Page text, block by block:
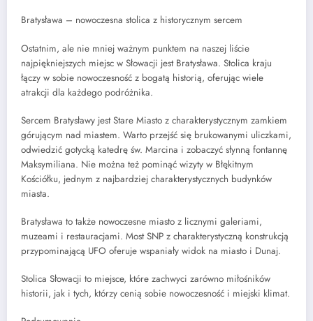
Bratysława – nowoczesna stolica z historycznym sercem
Ostatnim, ale nie mniej ważnym punktem na naszej liście
najpiękniejszych miejsc w Słowacji jest Bratysława. Stolica kraju
łączy w sobie nowoczesność z bogatą historią, oferując wiele
atrakcji dla każdego podróżnika.
Sercem Bratysławy jest Stare Miasto z charakterystycznym zamkiem
górującym nad miastem. Warto przejść się brukowanymi uliczkami,
odwiedzić gotycką katedrę św. Marcina i zobaczyć słynną fontannę
Maksymiliana. Nie można też pominąć wizyty w Błękitnym
Kościółku, jednym z najbardziej charakterystycznych budynków
miasta.
Bratysława to także nowoczesne miasto z licznymi galeriami,
muzeami i restauracjami. Most SNP z charakterystyczną konstrukcją
przypominającą UFO oferuje wspaniały widok na miasto i Dunaj.
Stolica Słowacji to miejsce, które zachwyci zarówno miłośników
historii, jak i tych, którzy cenią sobie nowoczesność i miejski klimat.